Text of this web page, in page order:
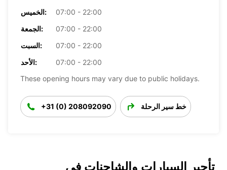
الخميس:
07:00 - 22:00
الجمعة:
07:00 - 22:00
السبت:
07:00 - 22:00
الأحد:
07:00 - 22:00
These opening hours may vary due to public holidays.
+31 (0) 208092090 خط سير الرحلة
تأجير السيارات والشاحنات في